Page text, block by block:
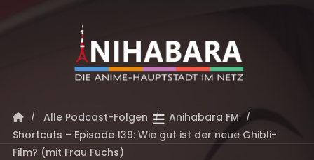
Alle Podcast-Folgen
Anihabara FM
Shortcuts – Episode 139: Wie gut ist der neue Ghibli-
Film? (mit Frau Fuchs)